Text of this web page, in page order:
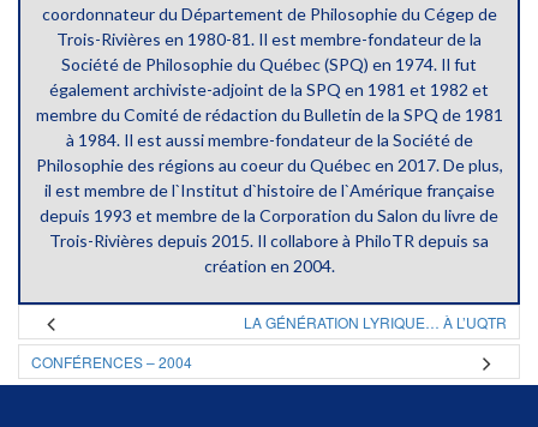
coordonnateur du Département de Philosophie du Cégep de
Trois-Rivières en 1980-81. Il est membre-fondateur de la
Société de Philosophie du Québec (SPQ) en 1974. Il fut
également archiviste-adjoint de la SPQ en 1981 et 1982 et
membre du Comité de rédaction du Bulletin de la SPQ de 1981
à 1984. Il est aussi membre-fondateur de la Société de
Philosophie des régions au coeur du Québec en 2017. De plus,
il est membre de l`Institut d`histoire de l`Amérique française
depuis 1993 et membre de la Corporation du Salon du livre de
Trois-Rivières depuis 2015. Il collabore à PhiloTR depuis sa
création en 2004.
LA GÉNÉRATION LYRIQUE… À L’UQTR
CONFÉRENCES – 2004